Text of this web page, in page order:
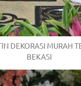
DEKORASI MURAH
BEKASI